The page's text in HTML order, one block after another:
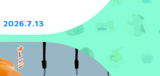
2026.7.13